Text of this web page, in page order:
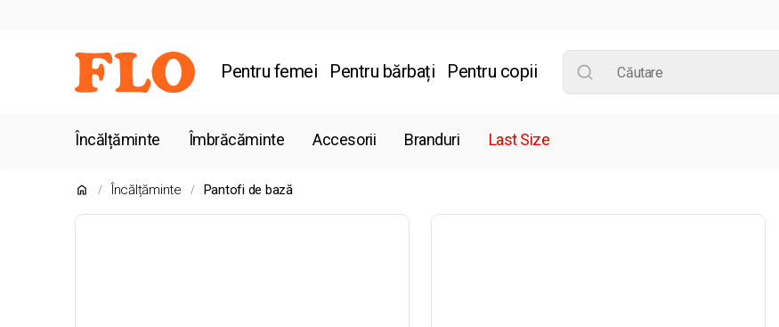
Pentru femei Pentru bărbați Pentru copii
Încălțăminte Îmbrăcăminte Accesorii Branduri Last Size
Încălțăminte Pantofi de bază